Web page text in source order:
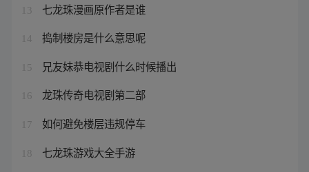
13 七龙珠漫画原作者是谁
14 捣制楼房是什么意思呢
15 兄友妹恭电视剧什么时候播出
16 龙珠传奇电视剧第二部
17 如何避免楼层违规停车
18 七龙珠游戏大全手游